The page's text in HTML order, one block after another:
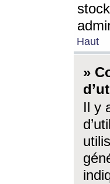
Haut
»
Il y